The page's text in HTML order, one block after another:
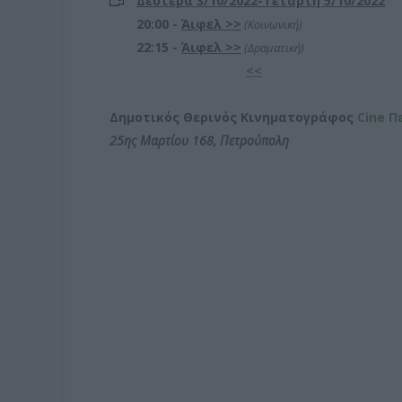
20:00 - Άιφελ >> (Κοινωνική)
22:15 - Άιφελ >> (Δραματική)
<<
Δημοτικός Θερινός Κινηματογράφος Cine
25ης Μαρτίου 168, Πετρούπολη